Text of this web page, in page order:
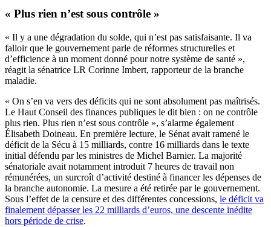
« Plus rien n’est sous contrôle »
« Il y a une dégradation du solde, qui n’est pas satisfaisante. Il va
falloir que le gouvernement parle de réformes structurelles et
d’efficience à un moment donné pour notre système de santé »,
réagit la sénatrice LR Corinne Imbert, rapporteur de la branche
maladie.
« On s’en va vers des déficits qui ne sont absolument pas maîtrisés.
Le Haut Conseil des finances publiques le dit bien : on ne contrôle
plus rien. Plus rien n’est sous contrôle », s’alarme également
Élisabeth Doineau. En première lecture, le Sénat avait ramené le
déficit de la Sécu à 15 milliards, contre 16 milliards dans le texte
initial défendu par les ministres de Michel Barnier. La majorité
sénatoriale avait notamment introduit 7 heures de travail non
rémunérées, un surcroît d’activité destiné à financer les dépenses de
la branche autonomie. La mesure a été retirée par le gouvernement.
Sous l’effet de la censure et des différentes concessions, le déficit va
finalement dépasser les 22 milliards d’euros, une descente inédite
hors période de crise.